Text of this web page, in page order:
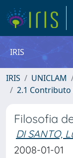
IRIS
IRIS UNICLAM
2.1 Contributo
Filosofia
DI SANTO,
2008-01-01